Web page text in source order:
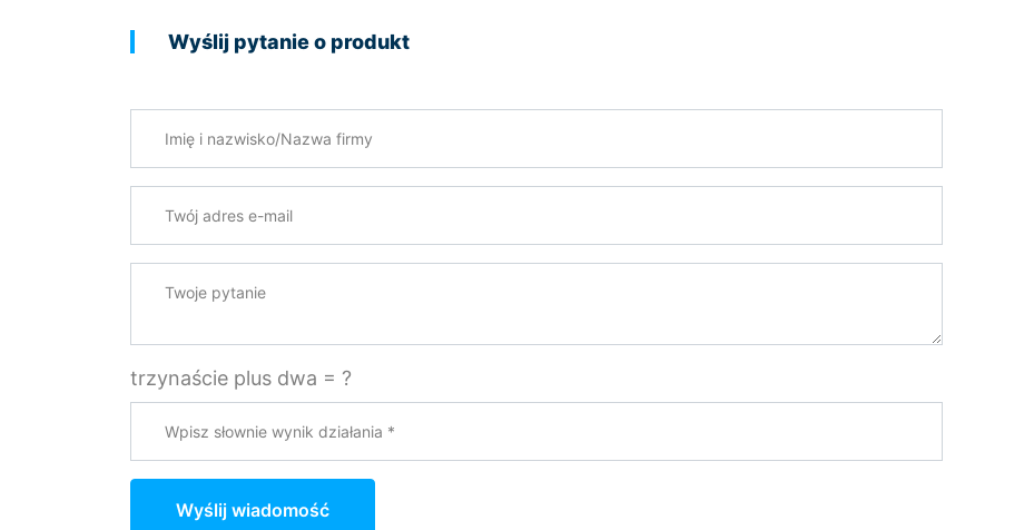
Wyślij pytanie o produkt
trzynaście plus dwa = ?
Wyślij wiadomość